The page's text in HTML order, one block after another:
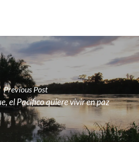
Previous Post
el Pacífico quiere vivir en paz